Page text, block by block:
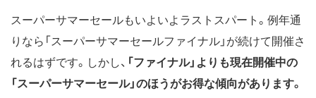
スーパーサマーセールもいよいよラストスパート。例年通
りなら「スーパーサマーセールファイナル」が続けて開催さ
れるはずです。しかし、 「ファイナル」よりも現在開催中の
「スーパーサマーセール」のほうがお得な傾向があります。